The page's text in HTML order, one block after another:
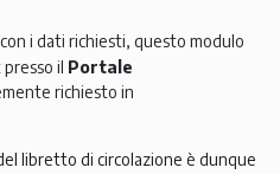
i dati richiesti, questo modulo
il Portale
richiesto in
libretto di circolazione è dunque